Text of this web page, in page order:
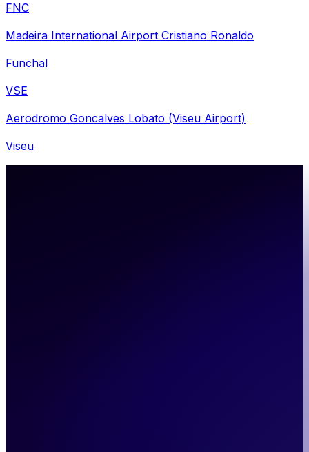
FNC
Madeira International Airport Cristiano Ronaldo
Funchal
VSE
Aerodromo Goncalves Lobato (Viseu Airport)
Viseu